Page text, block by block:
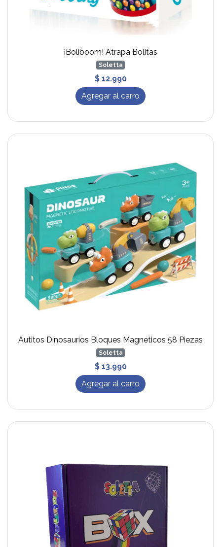
¡Boliboom! Atrapa Bolitas
Soletta
$ 12.990
Agregar al carro
Autitos Dinosaurios Bloques Magneticos 58 Piezas
Soletta
$ 13.990
Agregar al carro